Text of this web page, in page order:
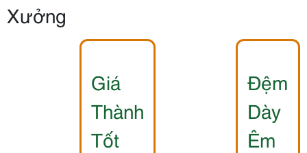
Xưởng
Giá
Thành
Tốt
Đệm
Dày
Êm